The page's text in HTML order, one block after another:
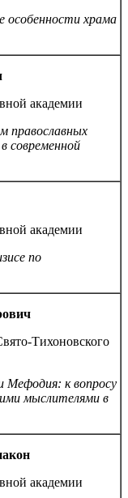
особенности храма
академии
православных
современной
академии
по
Тихоновского
Мефодия: к вопросу
мыслителями в
академии